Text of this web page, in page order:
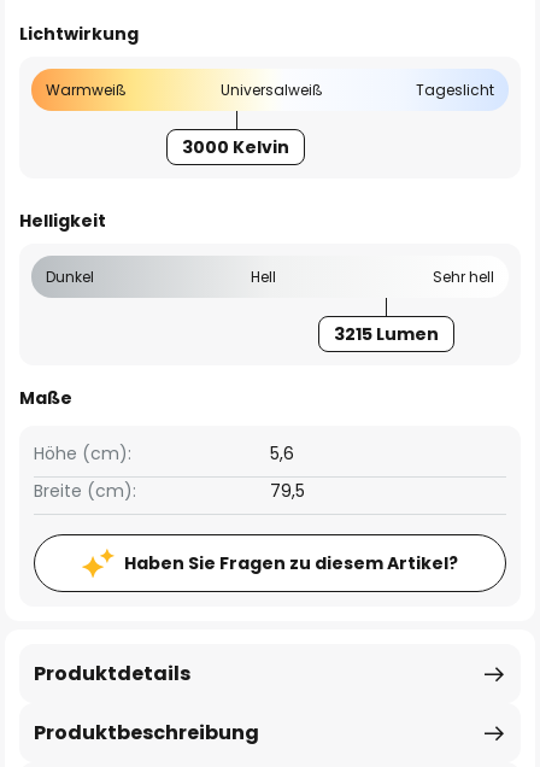
Lichtwirkung
Warmweiß Universalweiß Tageslicht
3000 Kelvin
Helligkeit
Dunkel Hell Sehr hell
3215 Lumen
Maße
Breite (cm): 79,5
Höhe (cm): 5,6
Haben Sie Fragen zu diesem Artikel?
Produktbeschreibung
Produktdetails